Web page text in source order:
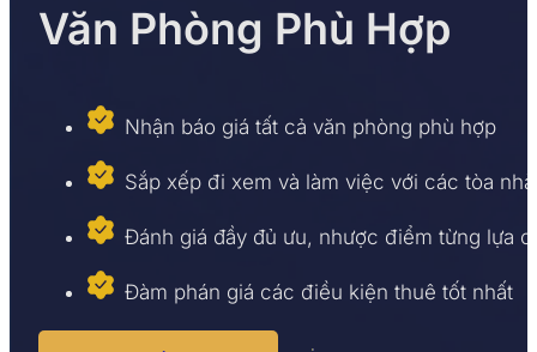
Văn Phòng Phù Hợp
Nhận báo giá tất cả văn phòng phù hợp
Sắp xếp đi xem và làm việc với các tòa nhà
Đánh giá đầy đủ ưu, nhược điểm từng lựa
Đàm phán giá các điều kiện thuê tốt nhất